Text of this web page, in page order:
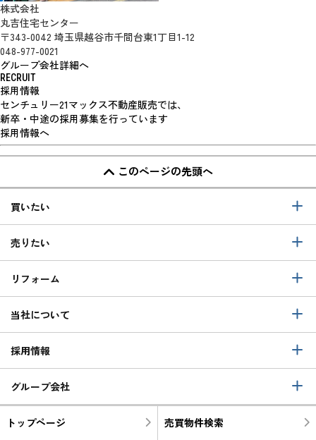
株式会社
丸吉住宅センター
〒343-0042 埼玉県越谷市千間台東1丁目1-12
048-977-0021
グループ会社詳細へ
RECRUIT
採用情報
センチュリー21マックス不動産販売では、
新卒・中途の採用募集を行っています
採用情報へ
このページの先頭へ
買いたい
売りたい
リフォーム
当社について
採用情報
グループ会社
トップページ 売買物件検索